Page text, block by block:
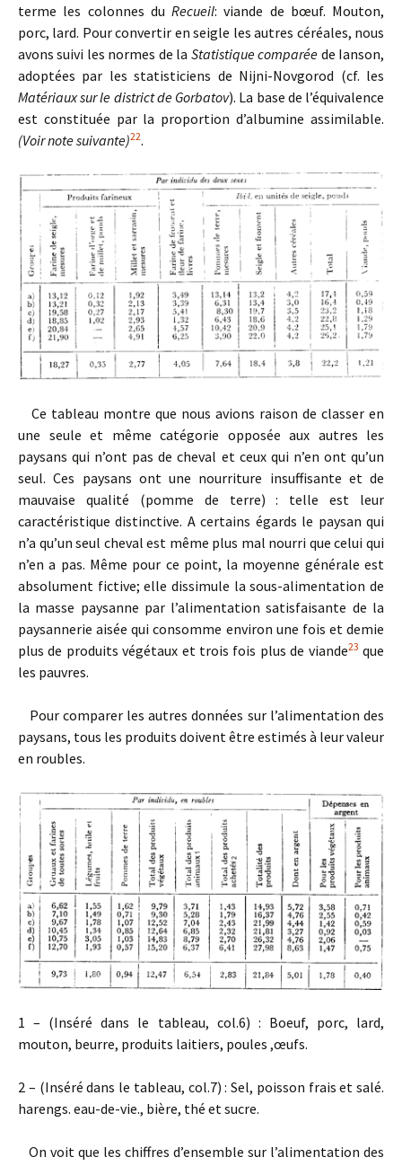
terme les colonnes du Recueil: viande de bœuf. Mouton,
porc, lard. Pour convertir en seigle les autres céréales, nous
avons suivi les normes de la Statistique comparée de Ianson,
adoptées par les statisticiens de Nijni-Novgorod (cf. les
Matériaux sur le district de Gorbatov). La base de l’équivalence
est constituée par la proportion d’albumine assimilable.
(Voir note suivante)22.
Ce tableau montre que nous avions raison de classer en
une seule et même catégorie opposée aux autres les
paysans qui n’ont pas de cheval et ceux qui n’en ont qu’un
seul. Ces paysans ont une nourriture insuffisante et de
mauvaise qualité (pomme de terre) : telle est leur
caractéristique distinctive. A certains égards le paysan qui
n’a qu’un seul cheval est même plus mal nourri que celui qui
n’en a pas. Même pour ce point, la moyenne générale est
absolument fictive; elle dissimule la sous-alimentation de
la masse paysanne par l’alimentation satisfaisante de la
paysannerie aisée qui consomme environ une fois et demie
plus de produits végétaux et trois fois plus de viande23 que
les pauvres.
Pour comparer les autres données sur l’alimentation des
paysans, tous les produits doivent être estimés à leur valeur
en roubles.
1 – (Inséré dans le tableau, col.6) : Boeuf, porc, lard,
mouton, beurre, produits laitiers, poules ,œufs.
2 – (Inséré dans le tableau, col.7) : Sel, poisson frais et salé.
harengs. eau-de-vie., bière, thé et sucre.
On voit que les chiffres d’ensemble sur l’alimentation des